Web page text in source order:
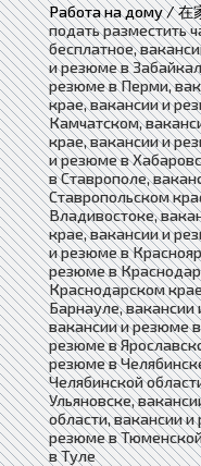
Работа на дому / 在
подать разместить
бесплатное,
и резюме в
резюме в Перми,
крае, вакансии и
Камчатском,
крае, вакансии и
и резюме в
в Ставрополе,
Ставропольском
Владивостоке,
крае, вакансии и
и резюме в
резюме в
Краснодарском
Барнауле,
вакансии и резюме
резюме в
резюме в
Челябинской
Ульяновске,
области, вакансии
резюме в
в Туле